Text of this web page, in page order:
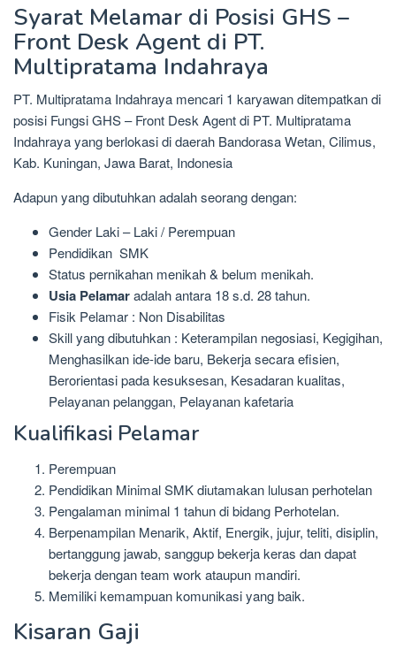
Syarat Melamar di Posisi GHS –
Front Desk Agent di PT.
Multipratama Indahraya
PT. Multipratama Indahraya mencari 1 karyawan ditempatkan di
posisi Fungsi GHS – Front Desk Agent di PT. Multipratama
Indahraya yang berlokasi di daerah Bandorasa Wetan, Cilimus,
Kab. Kuningan, Jawa Barat, Indonesia
Adapun yang dibutuhkan adalah seorang dengan:
Gender Laki – Laki / Perempuan
Pendidikan SMK
Status pernikahan menikah & belum menikah.
Usia Pelamaradalah antara 18 s.d. 28 tahun.
Fisik Pelamar : Non Disabilitas
Skill yang dibutuhkan : Keterampilan negosiasi, Kegigihan,
Menghasilkan ide-ide baru, Bekerja secara efisien,
Berorientasi pada kesuksesan, Kesadaran kualitas,
Pelayanan pelanggan, Pelayanan kafetaria
Kualifikasi Pelamar
Perempuan
Pendidikan Minimal SMK diutamakan lulusan perhotelan
Pengalaman minimal 1 tahun di bidang Perhotelan.
Berpenampilan Menarik, Aktif, Energik, jujur, teliti, disiplin,
bertanggung jawab, sanggup bekerja keras dan dapat
bekerja dengan team work ataupun mandiri.
Memiliki kemampuan komunikasi yang baik.
Kisaran Gaji